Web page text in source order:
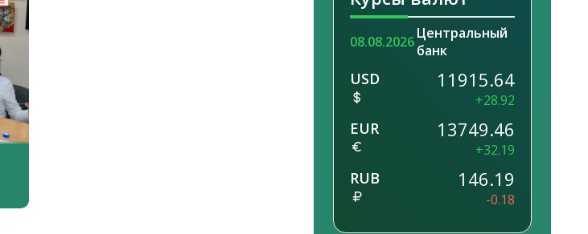
08.08.2026Центральный
банк
USD 11915.64
+28.92
EUR 13749.46
+32.19
RUB 146.19
-0.18